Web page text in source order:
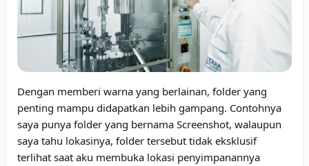
Dengan memberi warna yang berlainan, folder yang
penting mampu didapatkan lebih gampang. Contohnya
saya punya folder yang bernama Screenshot, walaupun
saya tahu lokasinya, folder tersebut tidak eksklusif
terlihat saat aku membuka lokasi penyimpanannya